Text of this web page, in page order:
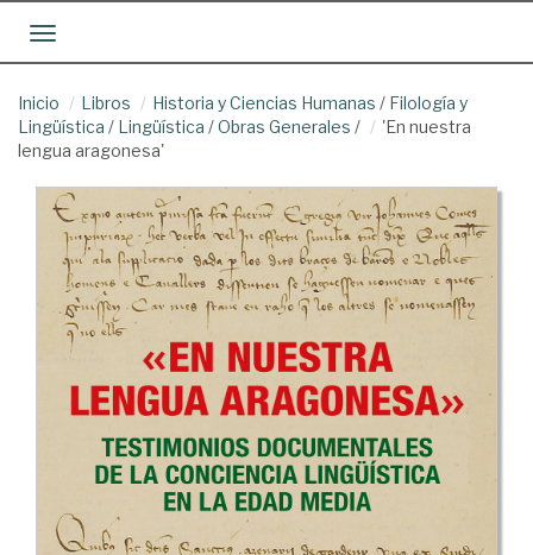
Toggle navigation
Inicio Libros Historia y Ciencias Humanas / Filología y
Lingüística / Lingüística /Obras Generales /
'En nuestra
lengua aragonesa'